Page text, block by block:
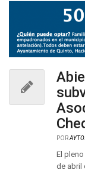
POR
El
de abril